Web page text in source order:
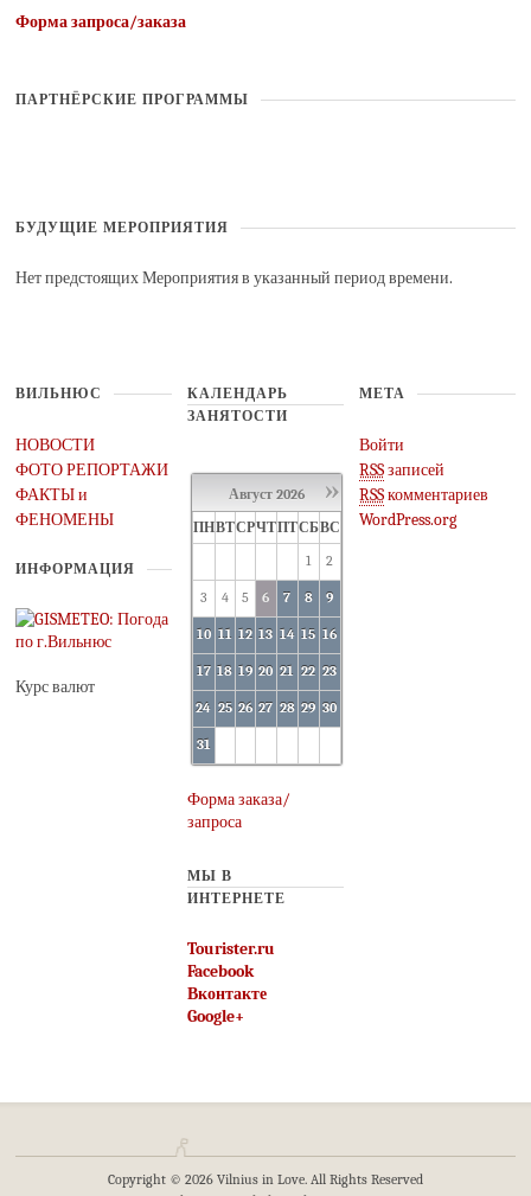
Форма запроса/заказа
ПАРТНЁРСКИЕ ПРОГРАММЫ
БУДУЩИЕ МЕРОПРИЯТИЯ
Нет предстоящих Мероприятия в указанный период времени.
ВИЛЬНЮС
НОВОСТИ
ФОТО РЕПОРТАЖИ
ФАКТЫ и
ФЕНОМЕНЫ
ИНФОРМАЦИЯ
Курс валют
КАЛЕНДАРЬ
ЗАНЯТОСТИ
»
Август 2026
ПНВТСРЧТПТСБВС
1
2
3 4 5 6 7 8 9
10 11 12 13 14 15 16
17 18 19 20 21 22 23
24 25 26 27 28 29 30
31
Форма заказа/
запроса
МЫ В
ИНТЕРНЕТЕ
Tourister.ru
Facebook
Вконтакте
Google+
МЕТА
Войти
RSSзаписей
RSSкомментариев
WordPress.org
Copyright © 2026 Vilnius in Love. All Rights Reserved